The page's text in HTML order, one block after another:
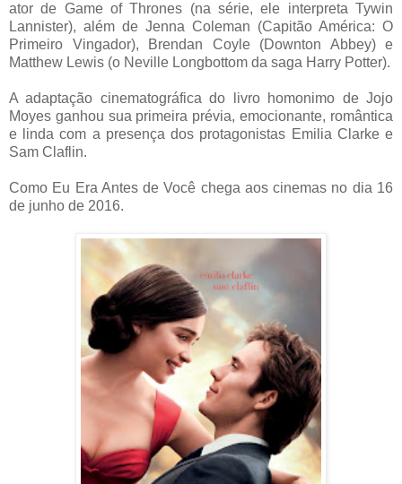
ator de Game of Thrones (na série, ele interpreta Tywin
Lannister), além de Jenna Coleman (Capitão América: O
Primeiro Vingador), Brendan Coyle (Downton Abbey) e
Matthew Lewis (o Neville Longbottom da saga Harry Potter).
A adaptação cinematográfica do livro homonimo de Jojo
Moyes ganhou sua primeira prévia, emocionante, romântica
e linda com a presença dos protagonistas Emilia Clarke e
Sam Claflin.
Como Eu Era Antes de Você chega aos cinemas no dia 16
de junho de 2016.